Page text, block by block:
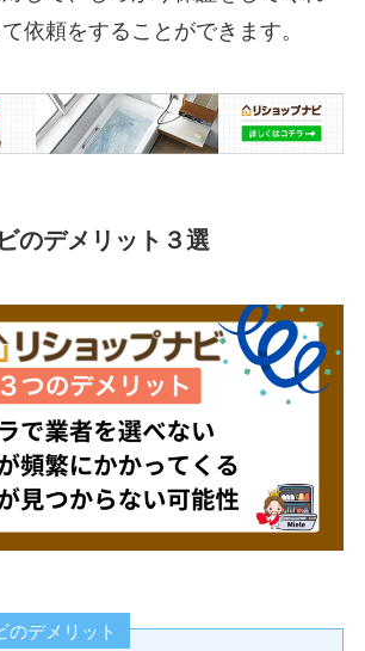
依頼をすることができます。
のデメリット３選
のデメリット